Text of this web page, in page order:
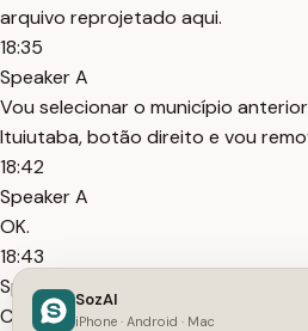
arquivo reprojetado aqui.
18:35
Speaker A
Vou selecionar o município
Ituiutaba, botão direito e vou
18:42
Speaker A
OK.
18:43
Speaker A
Certo, tenho só o município
SozAI
iPhone · Android · Mac